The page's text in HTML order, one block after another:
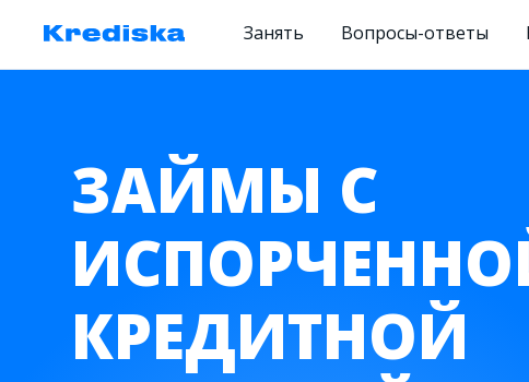
Занять Вопросы-ответы
ЗАЙМЫ С
КРЕДИТНОЙ